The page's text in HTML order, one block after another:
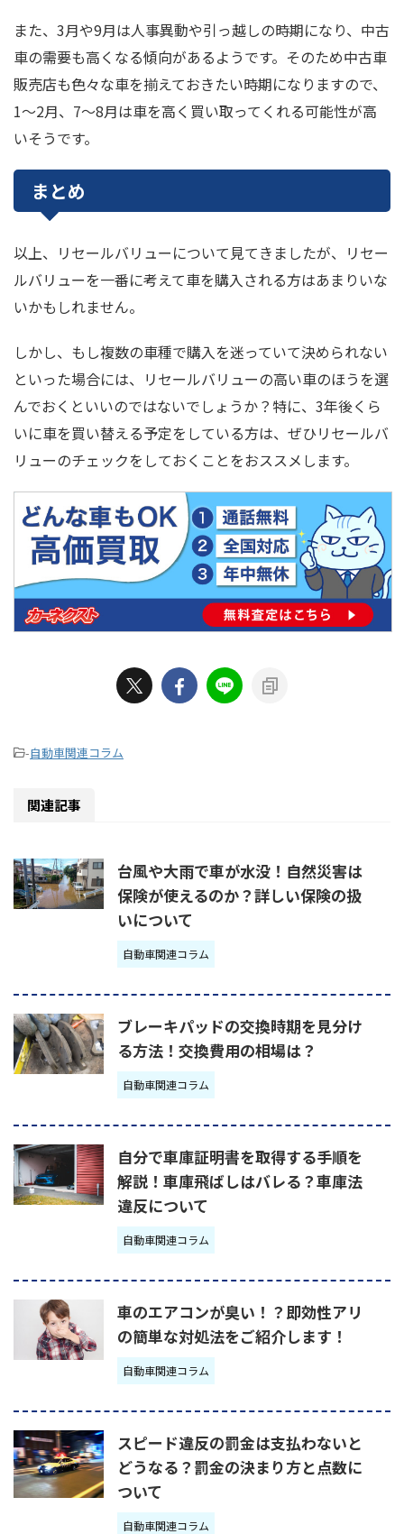
また、3月や9月は人事異動や引っ越しの時期になり、中古
車の需要も高くなる傾向があるようです。そのため中古車
販売店も色々な車を揃えておきたい時期になりますので、
1～2月、7～8月は車を高く買い取ってくれる可能性が高
いそうです。
まとめ
以上、リセールバリューについて見てきましたが、リセー
ルバリューを一番に考えて車を購入される方はあまりいな
いかもしれません。
しかし、もし複数の車種で購入を迷っていて決められない
といった場合には、リセールバリューの高い車のほうを選
んでおくといいのではないでしょうか？特に、3年後くら
いに車を買い替える予定をしている方は、ぜひリセールバ
リューのチェックをしておくことをおススメします。
-自動車関連コラム
関連記事
台風や大雨で車が水没！自然災害は
保険が使えるのか？詳しい保険の扱
いについて
自動車関連コラム
ブレーキパッドの交換時期を見分け
る方法！交換費用の相場は？
自動車関連コラム
自分で車庫証明書を取得する手順を
解説！車庫飛ばしはバレる？車庫法
違反について
自動車関連コラム
車のエアコンが臭い！？即効性アリ
の簡単な対処法をご紹介します！
自動車関連コラム
スピード違反の罰金は支払わないと
どうなる？罰金の決まり方と点数に
ついて
自動車関連コラム